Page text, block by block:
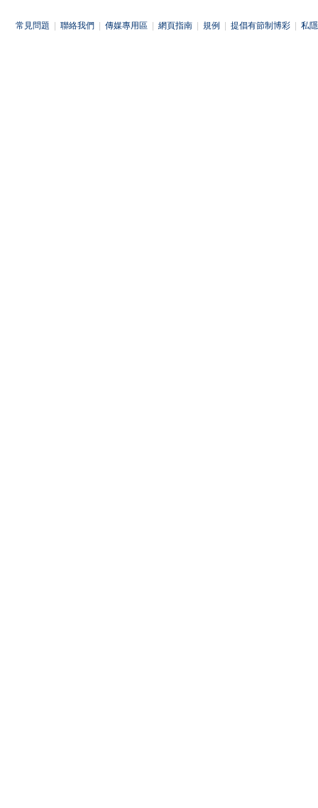
常見問題 聯絡我們 傳媒專用區 網頁指南 規例 提倡有節制博彩 私